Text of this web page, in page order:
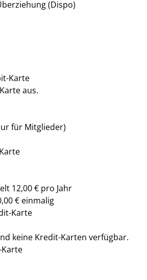
(Dispo)
Karte
aus.
für Mitglieder)
12,00 € pro Jahr
€ einmalig
Karte
keine Kredit-Karten verfügbar.